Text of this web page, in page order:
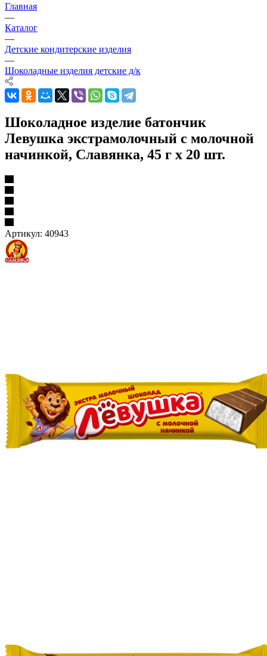
Главная
—
Каталог
—
Детские кондитерские изделия
—
Шоколадные изделия детские д/к
Шоколадное изделие батончик
Левушка экстрамолочный с молочной
начинкой, Славянка, 45 г х 20 шт.
Артикул: 40943